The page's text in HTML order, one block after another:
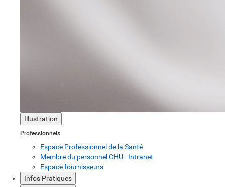
Illustration
Professionnels
Espace Professionnel de la Santé
Membre du personnel CHU - Intranet
Espace fournisseurs
Infos Pratiques